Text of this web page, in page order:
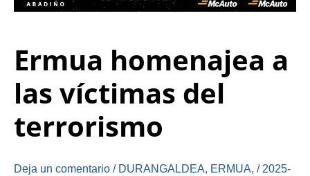
Ermua homenajea a
las víctimas del
terrorismo
Deja un comentario / DURANGALDEA, ERMUA, / 2025-